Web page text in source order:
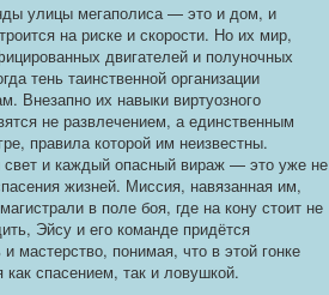
улицы мегаполиса — это и дом, и
на риске и скорости. Но их мир,
двигателей и полуночных
тень таинственной организации
Внезапно их навыки виртуозного
не развлечением, а единственным
правила которой им неизвестны.
и каждый опасный вираж — это уже не
жизней. Миссия, навязанная им,
в поле боя, где на кону стоит не
Эйсу и его команде придётся
мастерство, понимая, что в этой гонке
спасением, так и ловушкой.